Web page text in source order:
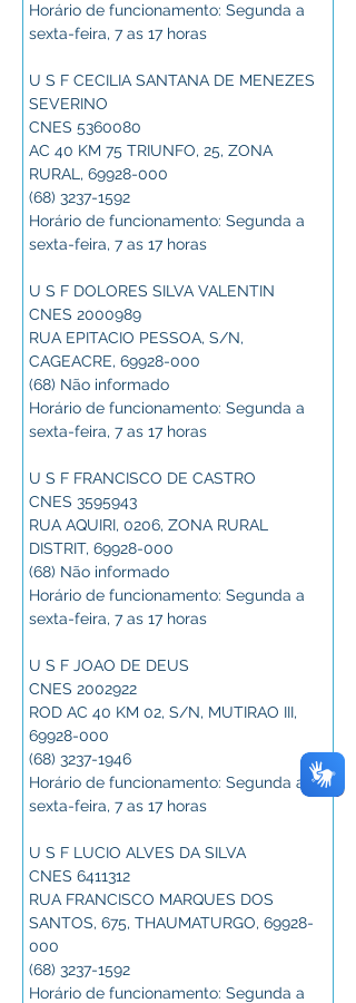
Horário de funcionamento: Segunda a
sexta-feira, 7 as 17 horas
U S F CECILIA SANTANA DE MENEZES
SEVERINO
CNES 5360080
AC 40 KM 75 TRIUNFO, 25, ZONA
RURAL, 69928-000
(68) 3237-1592
Horário de funcionamento: Segunda a
sexta-feira, 7 as 17 horas
U S F DOLORES SILVA VALENTIN
CNES 2000989
RUA EPITACIO PESSOA, S/N,
CAGEACRE, 69928-000
(68) Não informado
Horário de funcionamento: Segunda a
sexta-feira, 7 as 17 horas
U S F FRANCISCO DE CASTRO
CNES 3595943
RUA AQUIRI, 0206, ZONA RURAL
DISTRIT, 69928-000
(68) Não informado
Horário de funcionamento: Segunda a
sexta-feira, 7 as 17 horas
U S F JOAO DE DEUS
CNES 2002922
ROD AC 40 KM 02, S/N, MUTIRAO III,
69928-000
(68) 3237-1946
Horário de funcionamento: Segunda a
sexta-feira, 7 as 17 horas
U S F LUCIO ALVES DA SILVA
CNES 6411312
RUA FRANCISCO MARQUES DOS
SANTOS, 675, THAUMATURGO, 69928-
000
(68) 3237-1592
Horário de funcionamento: Segunda a